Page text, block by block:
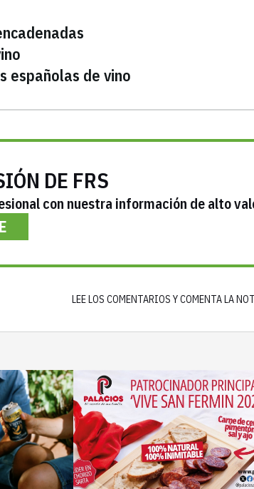
españolas de vino
DE FRS
con nuestra información de alto
LEE LOS COMENTARIOS Y COMENTA LA